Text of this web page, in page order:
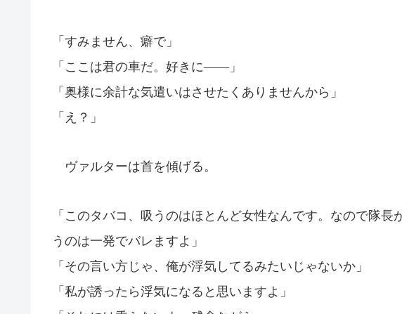
「すみません、癖で」
「ここは君の車だ。好きに――」
「奥様に余計な気遣いはさせたくありませんから」
「え？」
ヴァルターは首を傾げる。
「このタバコ、吸うのはほとんど女性なんです。なので隊
うのは一発でバレますよ」
「その言い方じゃ、俺が浮気してるみたいじゃないか」
「私が誘ったら浮気になると思いますよ」